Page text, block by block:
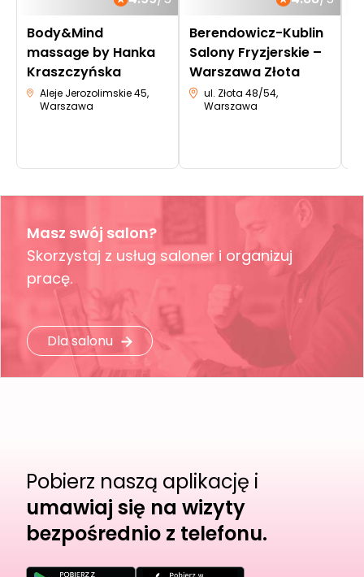
Body&Mind
massage by Hanka
Kraszczyńska
Aleje Jerozolimskie 45,
Warszawa
Berendowicz-Kublin
Salony Fryzjerskie –
Warszawa Złota
ul. Złota 48/54,
Warszawa
Masz swój salon?
Skorzystaj z usług saloner i organizuj
pracę.
Dla salonu
Pobierz naszą aplikację i
umawiaj się na wizyty
bezpośrednio z telefonu.